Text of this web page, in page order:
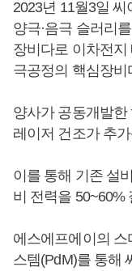
2023년 11월3일
양극·음극 슬러리
장비다로 이차전지
극공정의 핵심장비
양사가 공동개발
레이저 건조가 추
이를 통해 기존 설
비 전력을 50~60%
에스에프에이의 스
스템(PdM)를 통해